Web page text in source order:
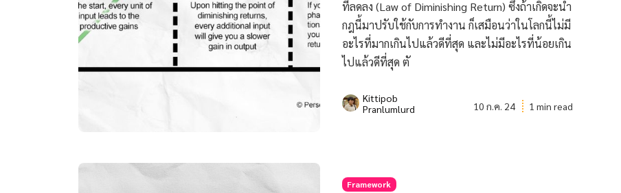
ที่ลดลง (Law of Diminishing Return) ซึ่งถ้าเกิดจะนำ
กฎนี้มาปรับใช้กับการทำงาน ก็เสมือนว่าในโลกนี้ไม่มี
อะไรที่มากเกินไปแล้วดีที่สุด และไม่มีอะไรที่น้อยเกิน
ไปแล้วดีที่สุด ตั
Kittipob
Pranlumlurd
10 ก.ค. 24 1 min read
Framework